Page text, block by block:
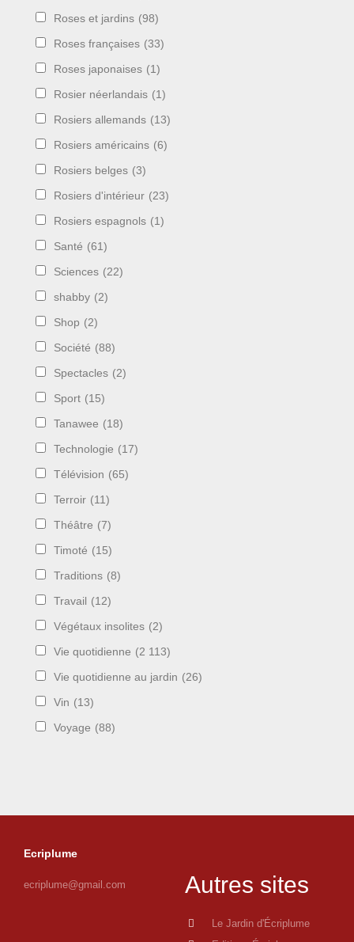
Roses et jardins (98)
Roses françaises (33)
Roses japonaises (1)
Rosier néerlandais (1)
Rosiers allemands (13)
Rosiers américains (6)
Rosiers belges (3)
Rosiers d'intérieur (23)
Rosiers espagnols (1)
Santé (61)
Sciences (22)
shabby (2)
Shop (2)
Société (88)
Spectacles (2)
Sport (15)
Tanawee (18)
Technologie (17)
Télévision (65)
Terroir (11)
Théâtre (7)
Timoté (15)
Traditions (8)
Travail (12)
Végétaux insolites (2)
Vie quotidienne (2 113)
Vie quotidienne au jardin (26)
Vin (13)
Voyage (88)
Ecriplume
ecriplume@gmail.com Autres sites
Le Jardin d'Écriplume